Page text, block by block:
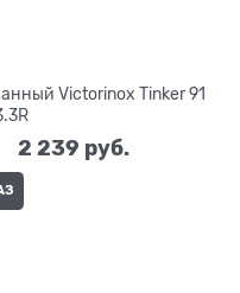
Victorinox Tinker 91
2 239 руб.